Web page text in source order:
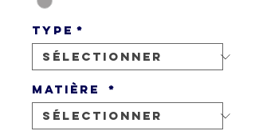
Type *
Matière *